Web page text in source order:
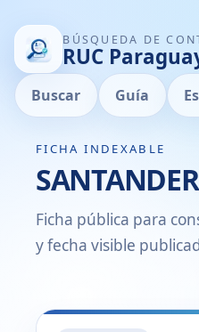
BÚSQUEDA DE
RUC
Buscar Guía
FICHA INDEXABLE
Ficha pública para
y fecha visible